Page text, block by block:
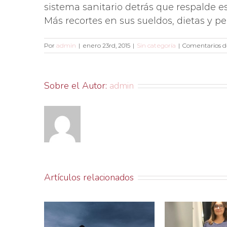
sistema sanitario detrás que respalde
Más recortes en sus sueldos, dietas y
Por admin | enero 23rd, 2015 | Sin categoría | Comentarios
Sobre el Autor: admin
Artículos relacionados